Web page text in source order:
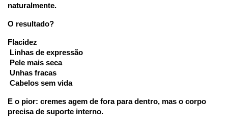
naturalmente.
O resultado?
Flacidez
Linhas de expressão
Pele mais seca
Unhas fracas
Cabelos sem vida
E o pior: cremes agem de fora para dentro, mas o corpo
precisa de suporte interno.